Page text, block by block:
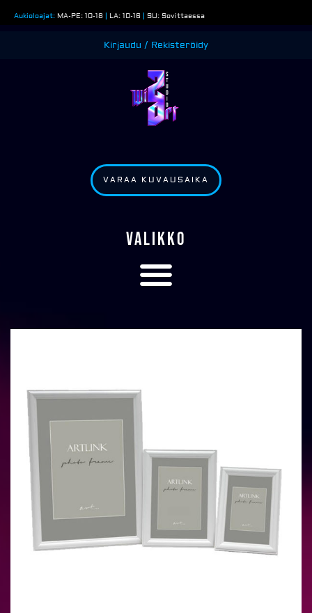
sisältöön
Aukioloajat: MA-PE: 10-18 | LA: 10-16 | SU: Sovittaessa
Kirjaudu / Rekisteröidy
VARAA KUVAUSAIKA
VALIKKO